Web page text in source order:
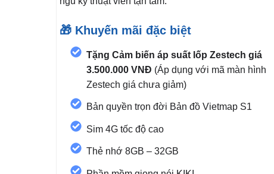
🎁 Khuyến mãi đặc biệt
Tặng Cảm biến áp suất lốp Zestech giá
3.500.000 VNĐ (Áp dụng với mã màn hình
Zestech giá chưa giảm)
Bản quyền trọn đời Bản đồ Vietmap S1
Sim 4G tốc độ cao
Thẻ nhớ 8GB – 32GB